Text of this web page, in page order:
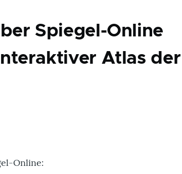
Spiegel-Online
Atlas der
Online: